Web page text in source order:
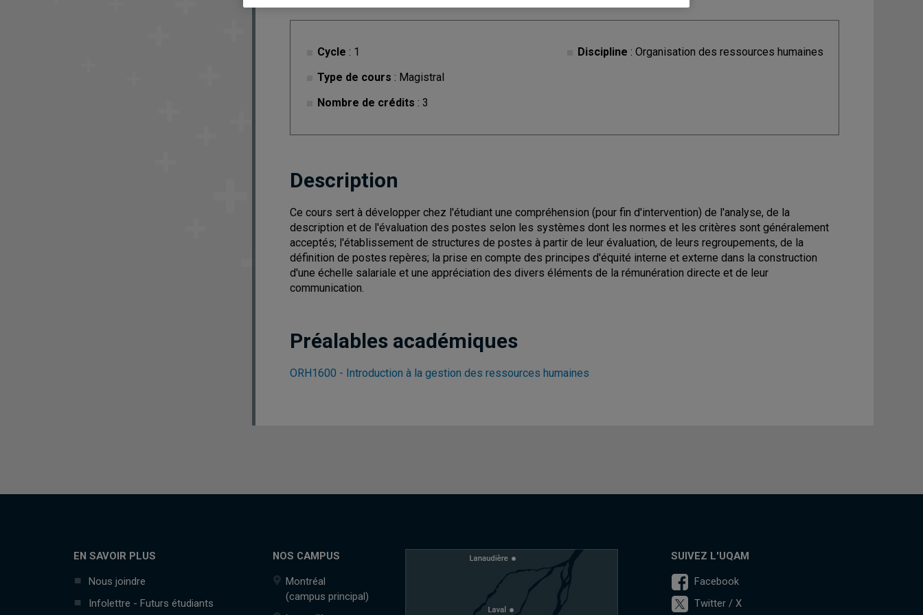
Cycle : 1
Type de cours : Magistral
Nombre de crédits : 3
Discipline : Organisation des ressources humaines
Description
Ce cours sert à développer chez l'étudiant une compréhension (pour fin d'intervention) de l'analyse, de la
description et de l'évaluation des postes selon les systèmes dont les normes et les critères sont généralement
acceptés; l'établissement de structures de postes à partir de leur évaluation, de leurs regroupements, de la
définition de postes repères; la prise en compte des principes d'équité interne et externe dans la construction
d'une échelle salariale et une appréciation des divers éléments de la rémunération directe et de leur
communication.
Préalables académiques
ORH1600 - Introduction à la gestion des ressources humaines
EN SAVOIR PLUS
Nous joindre
Infolettre - Futurs étudiants
NOS CAMPUS
Montréal
(campus principal)
SUIVEZ L'UQAM
Facebook
Twitter / X